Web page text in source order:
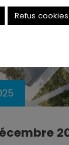
Refus cookies